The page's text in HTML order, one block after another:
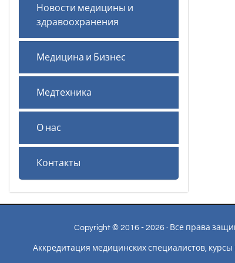
Новости медицины и
здравоохранения
Медицина и Бизнес
Медтехника
О нас
Контакты
Copyright © 2016 - 2026 · Все права
Аккредитация медицинских специалистов,